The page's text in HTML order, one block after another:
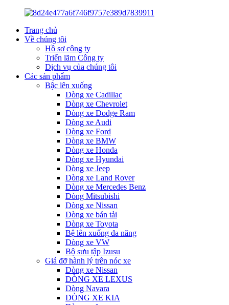
Trang chủ
Về chúng tôi
Hồ sơ công ty
Triển lãm Công ty
Dịch vụ của chúng tôi
Các sản phẩm
Bậc lên xuống
Dòng xe Cadillac
Dòng xe Chevrolet
Dòng xe Dodge Ram
Dòng xe Audi
Dòng xe Ford
Dòng xe BMW
Dòng xe Honda
Dòng xe Hyundai
Dòng xe Jeep
Dòng xe Land Rover
Dòng xe Mercedes Benz
Dòng Mitsubishi
Dòng xe Nissan
Dòng xe bán tải
Dòng xe Toyota
Bệ lên xuống đa năng
Dòng xe VW
Bộ sưu tập Izusu
Giá đỡ hành lý trên nóc xe
Dòng xe Nissan
DÒNG XE LEXUS
Dòng Navara
DÒNG XE KIA